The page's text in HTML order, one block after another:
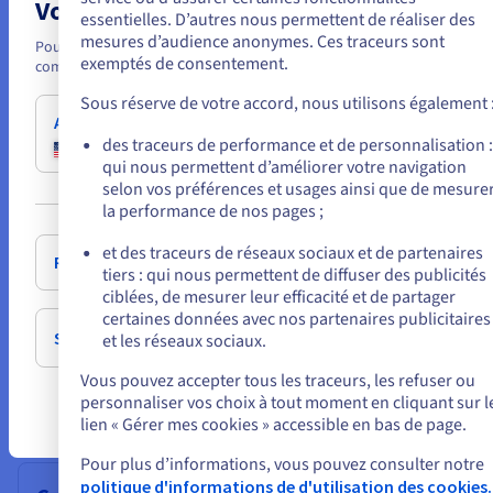
Le MCN recommande des landing zones alignées PBMM.
Le profil dédié aux gouvernements d’OVHcloud répond à
cette attente avec une matrice de contrôles et une
documentation adaptée aux achats publics.
Multi-projets
Plusieurs projets sur un même réseau isolé, pare-feu de
nouvelle génération (ex. OPNsense), coûts maîtrisés.
Idéal pour démarrer ou pour des environnements de
développement/staging partagés.
Vous semblez être localisé en États-
Pour commander, rendez-vous sur le site de votre pays (États-Unis)
compte.
Allez sur le site États-Unis
us.ovhcloud.com/
Anglais USD - $
ou
Rester sur le site actuel
Sélectionner un autre site web
essentielles. D’autres nous permettent de réaliser des
mesures d’audience anonymes. Ces traceurs sont
exemptés de consentement.
Sous réserve de votre accord, nous utilisons également
des traceurs de performance et de personnalisation :
qui nous permettent d’améliorer votre navigation
selon vos préférences et usages ainsi que de
la performance de nos pages ;
et des traceurs de réseaux sociaux et de partenaires
tiers : qui nous permettent de diffuser des publicités
ciblées, de mesurer leur efficacité et de partager
certaines données avec nos partenaires publicitaires
et les réseaux sociaux.
Vous pouvez accepter tous les traceurs, les refuser ou
personnaliser vos choix à tout moment en cliquant sur
lien « Gérer mes cookies » accessible en bas de page.
Pour plus d’informations, vous pouvez consulter notre
politique d'informations de d'utilisation des cookies.